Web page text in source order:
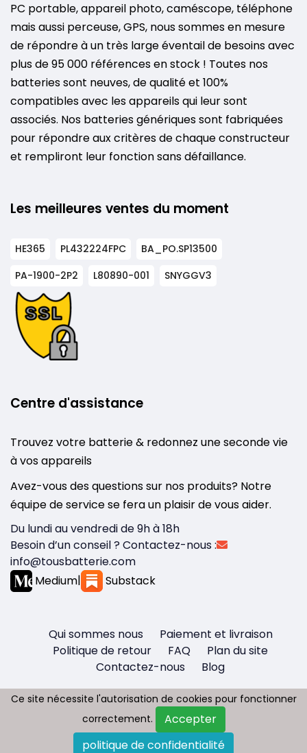
PC portable, appareil photo, caméscope, téléphone
mais aussi perceuse, GPS, nous sommes en mesure
de répondre à un très large éventail de besoins avec
plus de 95 000 références en stock ! Toutes nos
batteries sont neuves, de qualité et 100%
compatibles avec les appareils qui leur sont
associés. Nos batteries génériques sont fabriquées
pour répondre aux critères de chaque constructeur
et rempliront leur fonction sans défaillance.
Les meilleures ventes du moment
HE365 PL432224FPC
BA_PO.SP13500
PA-1900-2P2
L80890-001 SNYGGV3
Centre d'assistance
Trouvez votre batterie & redonnez une seconde vie
à vos appareils
Avez-vous des questions sur nos produits? Notre
équipe de service se fera un plaisir de vous aider.
Du lundi au vendredi de 9h à 18h
Besoin d’un conseil ? Contactez-nous :
info@tousbatterie.com
Medium| Substack
Qui sommes nous
Paiement et livraison
Politique de retour
FAQ
Plan du site
Contactez-nous
Blog
Copyright © 2026 - Tous droit réservés
Tousbatterie.com
Ce site nécessite l'autorisation de cookies pour fonctionner
correctement.
Accepter
politique de confidentialité
Ce site nécessite l'autorisation de cookies pour fonctionner
correctement.
Accepter
politique de confidentialité